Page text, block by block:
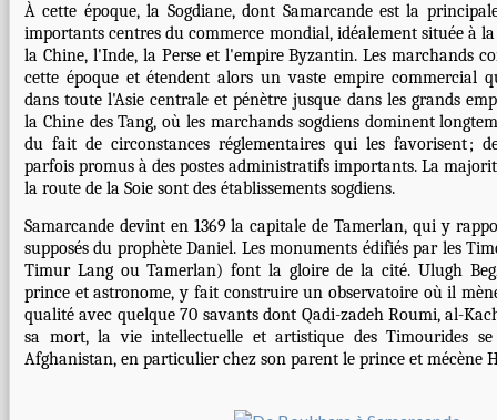
À cette époque, la Sogdiane, dont Samarcande est la
importants centres du commerce mondial, idéalement située à
la Chine, l'Inde, la Perse et l'empire Byzantin. Les marchands
cette époque et étendent alors un vaste empire commercial
dans toute l'Asie centrale et pénètre jusque dans les grands
la Chine desTang, où les marchands sogdiens dominent
du fait de circonstances réglementaires qui les favorisent ;
parfois promus à des postes administratifs importants. La
la route de la Soie sont des établissements sogdiens.
Samarcande devint en 1369 la capitale de Tamerlan, qui y
supposés du prophète Daniel. Les monuments édifiés par les
Timur Lang ou Tamerlan) font la gloire de la cité. Ulugh Beg
prince et astronome, y fait construire un observatoire où il
qualité avec quelque 70 savants dont Qadi-zadeh Roumi, al-
sa mort, la vie intellectuelle et artistique des Timourides
Afghanistan, en particulier chez son parent le prince et mécène